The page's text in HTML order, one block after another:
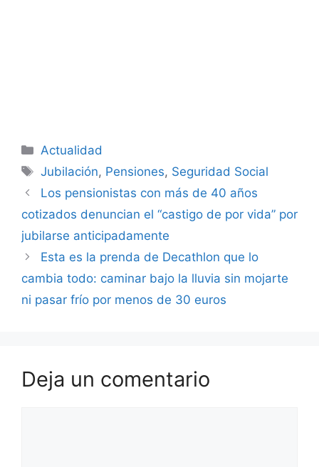
Categorías
Actualidad
Etiquetas
Jubilación, Pensiones, Seguridad Social
Los pensionistas con más de 40 años
cotizados denuncian el “castigo de por vida” por
jubilarse anticipadamente
Esta es la prenda de Decathlon que lo
cambia todo: caminar bajo la lluvia sin mojarte
ni pasar frío por menos de 30 euros
Deja un comentario